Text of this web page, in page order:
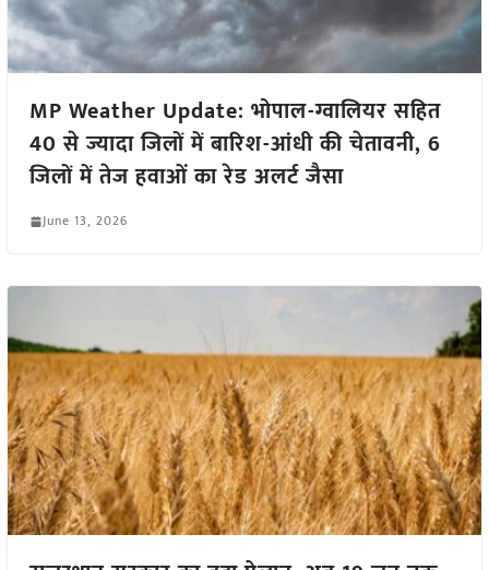
MP Weather Update: भोपाल-ग्वालियर सहित
40 से ज्यादा जिलों में बारिश-आंधी की चेतावनी, 6
जिलों में तेज हवाओं का रेड अलर्ट जैसा
June 13, 2026